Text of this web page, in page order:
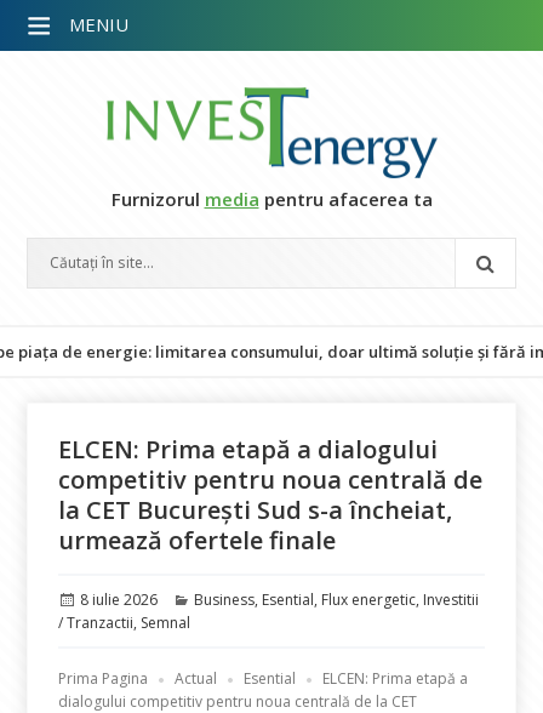
Furnizorul media pentru afacerea ta
energie: limitarea consumului, doar ultimă soluție și fără impact
ELCEN: Prima etapă a dialogului
competitiv pentru noua centrală de
la CET București Sud s-a încheiat,
urmează ofertele finale
Publicat
pe
8 iulie 2026 Categorii
Business, Esential, Flux energetic, Investitii
/ Tranzactii, Semnal
Prima Pagina Actual Esential
ELCEN: Prima etapă a
dialogului competitiv pentru noua centrală de la CET
MENIU